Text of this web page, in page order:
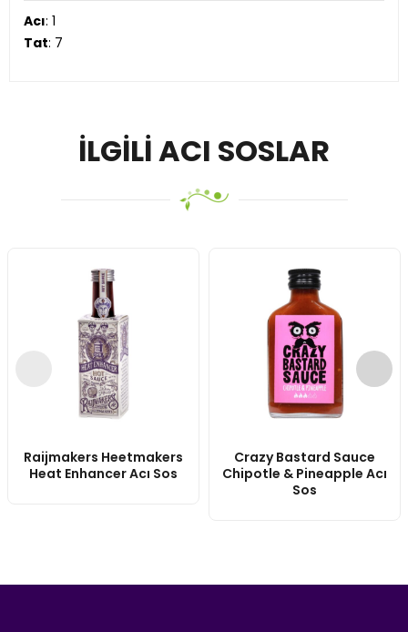
Acı: 1
Tat: 7
İLGILI ACI SOSLAR
Raijmakers Heetmakers
Heat Enhancer Acı Sos
Crazy Bastard Sauce
Chipotle & Pineapple Acı
Sos